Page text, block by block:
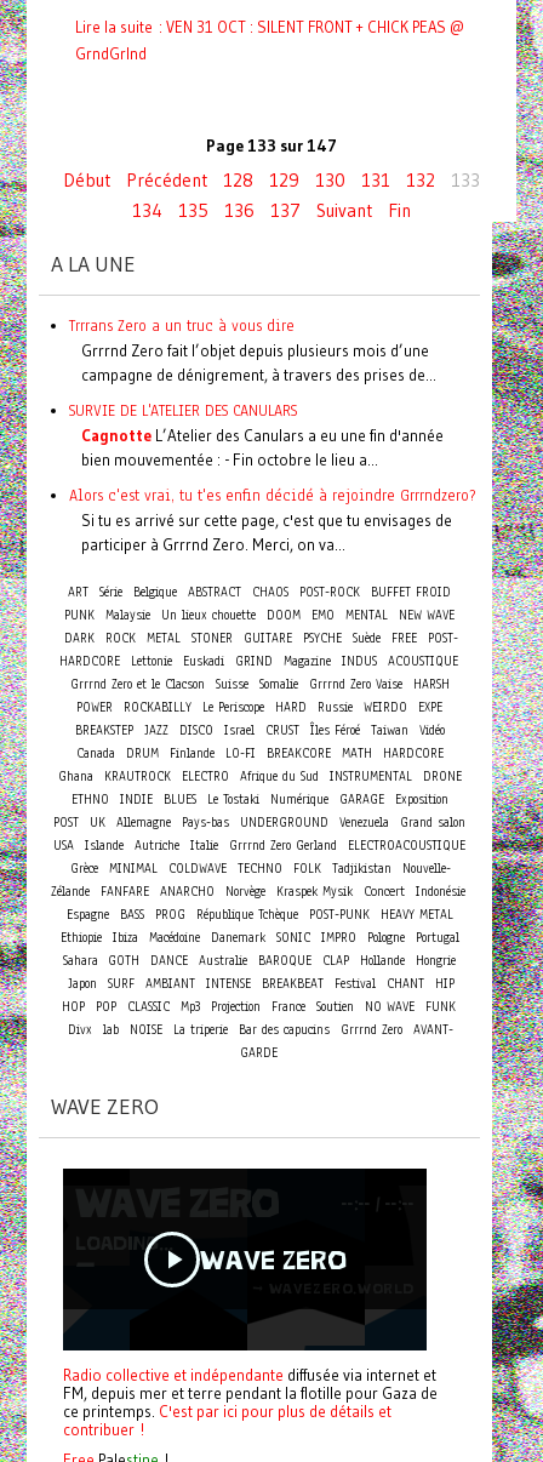
Lire la suite : VEN 31 OCT : SILENT FRONT + CHICK PEAS @
GrndGrlnd
Page 133 sur 147
Début Précédent 128 129 130 131 132
133
134
135 136 137 Suivant Fin
A LA UNE
Trrrans Zero a un truc à vous dire
Grrrnd Zero fait l’objet depuis plusieurs mois d’une
campagne de dénigrement, à travers des prises de...
SURVIE DE L'ATELIER DES CANULARS
CagnotteL’Atelier des Canulars a eu une fin d'année
bien mouvementée : - Fin octobre le lieu a...
Alors c'est vrai, tu t'es enfin décidé à rejoindre Grrrndzero?
Si tu es arrivé sur cette page, c'est que tu envisages de
participer à Grrrnd Zero. Merci, on va...
ART Série Belgique ABSTRACT CHAOS POST-ROCK
BUFFET FROID
PUNK Malaysie Un lieux chouette DOOM EMO MENTAL
NEW WAVE
DARK
ROCK METAL STONER GUITARE PSYCHE Suède FREE
POST-
HARDCORE
Lettonie Euskadi GRIND Magazine INDUS
ACOUSTIQUE
Grrrnd Zero et le Clacson
Suisse Somalie Grrrnd Zero Vaise
HARSH
POWER
ROCKABILLY Le Periscope HARD Russie WEIRDO
EXPE
BREAKSTEP
JAZZ DISCO Israel CRUST Îles Féroé Taiwan
Vidéo
Canada
DRUM Finlande LO-FI BREAKCORE MATH
HARDCORE
Ghana
KRAUTROCK ELECTRO Afrique du Sud INSTRUMENTAL
DRONE
ETHNO
INDIE BLUES Le Tostaki Numérique GARAGE
Exposition
POST
UK Allemagne Pays-bas UNDERGROUND Venezuela
Grand salon
USA Islande Autriche Italie Grrrnd Zero Gerland
ELECTROACOUSTIQUE
Grèce MINIMAL COLDWAVE TECHNO FOLK Tadjikistan
Nouvelle-
Zélande
FANFARE ANARCHO Norvège Kraspek Mysik Concert Indonésie
Espagne
BASS PROG République Tchèque POST-PUNK
HEAVY METAL
Ethiopie
Ibiza Macédoine Danemark SONIC IMPRO Pologne
Portugal
Sahara
GOTH DANCE Australie BAROQUE CLAP Hollande
Hongrie
Japon
SURF AMBIANT INTENSE BREAKBEAT Festival CHANT
HIP
HOP
POP CLASSIC Mp3 Projection France Soutien NO WAVE
FUNK
Divx
lab NOISE La triperie Bar des capucins Grrrnd Zero AVANT-
GARDE
WAVE ZERO
Radio collective et indépendante diffusée via internet et
FM, depuis mer et terre pendant la flotille pour Gaza de
ce printemps. C'est par ici pour plus de détails et
contribuer !